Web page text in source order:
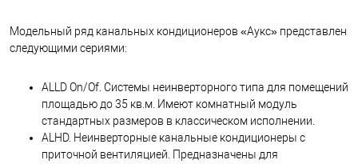
Модельный ряд канальных кондиционеров «Аукс» представлен
следующими сериями:
ALLD On/Of. Системы неинверторного типа для помещений
площадью до 35 кв.м. Имеют комнатный модуль
стандартных размеров в классическом исполнении.
ALHD. Неинверторные канальные кондиционеры с
приточной вентиляцией. Предназначены для